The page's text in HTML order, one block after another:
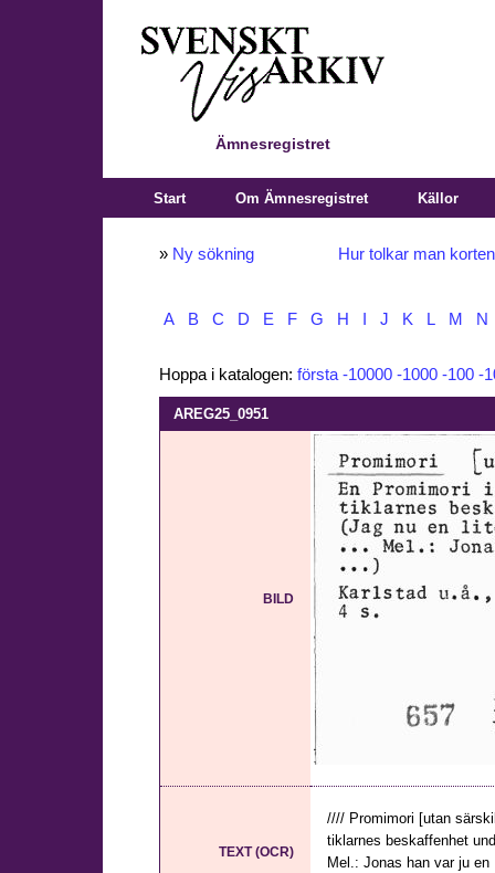
Ämnesregistret
Start Om Ämnesregistret Källor
» Ny sökning Hur tolkar man
A B C D E F G H J K L M N
Hoppa i katalogen: första -10000 -1000 -100 -
AREG25_0951
BILD
TEXT (OCR)
//// Promimori [utan
tiklarnes beskaffenhet
Mel.: Jonas han var ju